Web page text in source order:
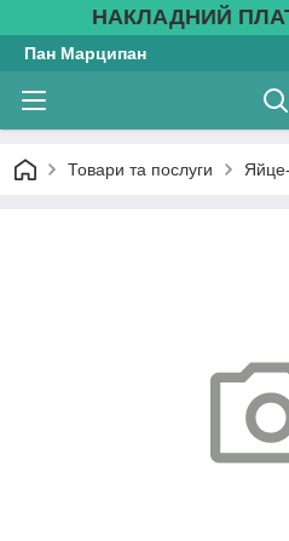
НАКЛАДНИЙ
Пан Марципан
Товари та послуги